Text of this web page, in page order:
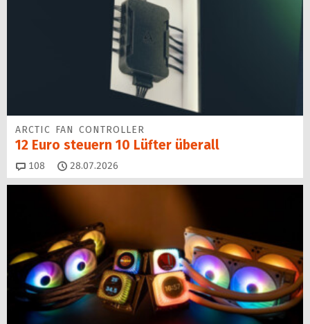
ARCTIC FAN CONTROLLER
12 Euro steuern 10 Lüfter überall
108 Kommentare
28.07.2026